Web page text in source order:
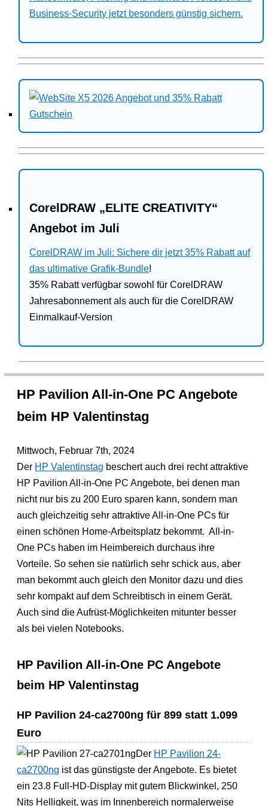
Business-Security jetzt besonders günstig sichern.
CorelDRAW „ELITE CREATIVITY“
Angebot im Juli
CorelDRAW im Juli: Sichere dir jetzt 35% Rabatt auf
das ultimative Grafik-Bundle!
35% Rabatt verfügbar sowohl für CorelDRAW
Jahresabonnement als auch für die CorelDRAW
Einmalkauf-Version
HP Pavilion All-in-One PC Angebote
beim HP Valentinstag
Mittwoch, Februar 7th, 2024
Der HP Valentinstag beschert auch drei recht attraktive
HP Pavilion All-in-One PC Angebote, bei denen man
nicht nur bis zu 200 Euro sparen kann, sondern man
auch gleichzeitig sehr attraktive All-in-One PCs für
einen schönen Home-Arbeitsplatz bekommt. All-in-
One PCs haben im Heimbereich durchaus ihre
Vorteile. So sehen sie natürlich sehr schick aus, aber
man bekommt auch gleich den Monitor dazu und dies
sehr kompakt auf dem Schreibtisch in einem Gerät.
Auch sind die Aufrüst-Möglichkeiten mitunter besser
als bei vielen Notebooks.
HP Pavilion All-in-One PC Angebote
beim HP Valentinstag
HP Pavilion 24-ca2700ng für 899 statt 1.099
Euro
Der HP Pavilion 24-
ca2700ng ist das günstigste der Angebote. Es bietet
ein 23.8 Full-HD-Display mit gutem Blickwinkel, 250
Nits Helligkeit, was im Innenbereich normalerweise